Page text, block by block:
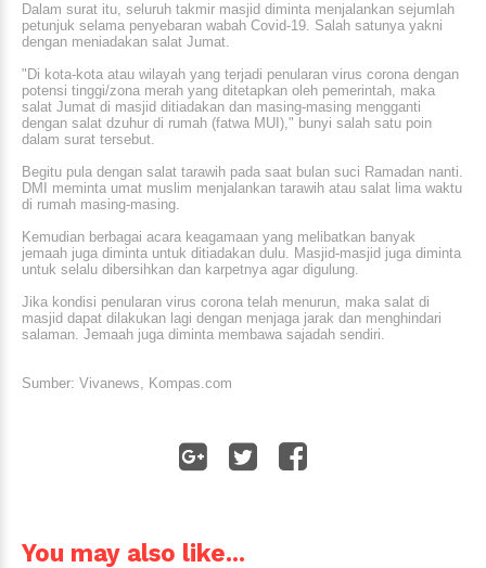
Dalam surat itu, seluruh takmir masjid diminta menjalankan sejumlah
petunjuk selama penyebaran wabah Covid-19. Salah satunya yakni
dengan meniadakan salat Jumat.
"Di kota-kota atau wilayah yang terjadi penularan virus corona dengan
potensi tinggi/zona merah yang ditetapkan oleh pemerintah, maka
salat Jumat di masjid ditiadakan dan masing-masing mengganti
dengan salat dzuhur di rumah (fatwa MUI)," bunyi salah satu poin
dalam surat tersebut.
Begitu pula dengan salat tarawih pada saat bulan suci Ramadan nanti.
DMI meminta umat muslim menjalankan tarawih atau salat lima waktu
di rumah masing-masing.
Kemudian berbagai acara keagamaan yang melibatkan banyak
jemaah juga diminta untuk ditiadakan dulu. Masjid-masjid juga diminta
untuk selalu dibersihkan dan karpetnya agar digulung.
Jika kondisi penularan virus corona telah menurun, maka salat di
masjid dapat dilakukan lagi dengan menjaga jarak dan menghindari
salaman. Jemaah juga diminta membawa sajadah sendiri.
Sumber: Vivanews, Kompas.com
You may also like...